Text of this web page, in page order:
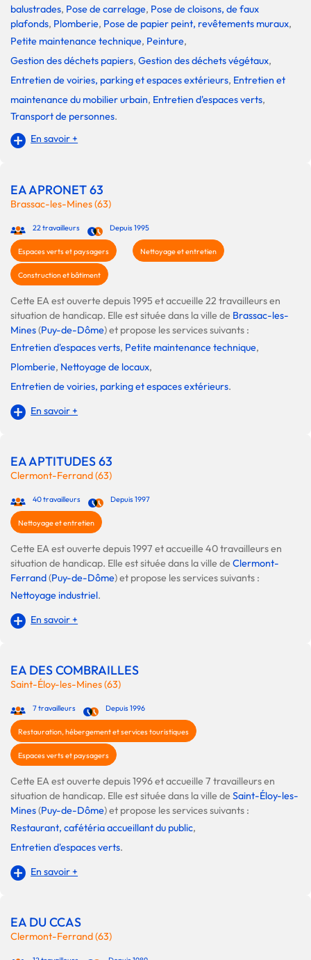
balustrades, Pose de carrelage, Pose de cloisons, de faux
plafonds, Plomberie, Pose de papier peint, revêtements muraux,
Petite maintenance technique, Peinture,
Gestion des déchets papiers, Gestion des déchets végétaux,
Entretien de voiries, parking et espaces extérieurs, Entretien et
maintenance du mobilier urbain, Entretien d'espaces verts,
Transport de personnes.
En savoir +
EA APRONET 63
Brassac-les-Mines (63)
22 travailleurs Depuis 1995
Espaces verts et paysagers Nettoyage et entretien
Construction et bâtiment
Cette EA est ouverte depuis 1995 et accueille 22 travailleurs en
situation de handicap. Elle est située dans la ville de Brassac-les-
Mines(Puy-de-Dôme) et propose les services suivants :
Entretien d'espaces verts, Petite maintenance technique,
Plomberie, Nettoyage de locaux,
Entretien de voiries, parking et espaces extérieurs.
En savoir +
EA APTITUDES 63
Clermont-Ferrand (63)
40 travailleurs Depuis 1997
Nettoyage et entretien
Cette EA est ouverte depuis 1997 et accueille 40 travailleurs en
situation de handicap. Elle est située dans la ville deClermont-
Ferrand(Puy-de-Dôme) et propose les services suivants :
Nettoyage industriel.
En savoir +
EA DES COMBRAILLES
Saint-Éloy-les-Mines (63)
7 travailleurs Depuis 1996
Restauration, hébergement et services touristiques
Espaces verts et paysagers
Cette EA est ouverte depuis 1996 et accueille 7 travailleurs en
situation de handicap. Elle est située dans la ville deSaint-Éloy-les-
Mines(Puy-de-Dôme) et propose les services suivants :
Restaurant, cafétéria accueillant du public,
Entretien d'espaces verts.
En savoir +
EA DU CCAS
Clermont-Ferrand (63)